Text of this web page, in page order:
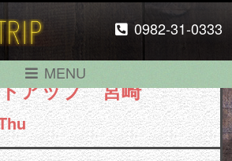
0982-31-0333
MENU
アップ 宮崎